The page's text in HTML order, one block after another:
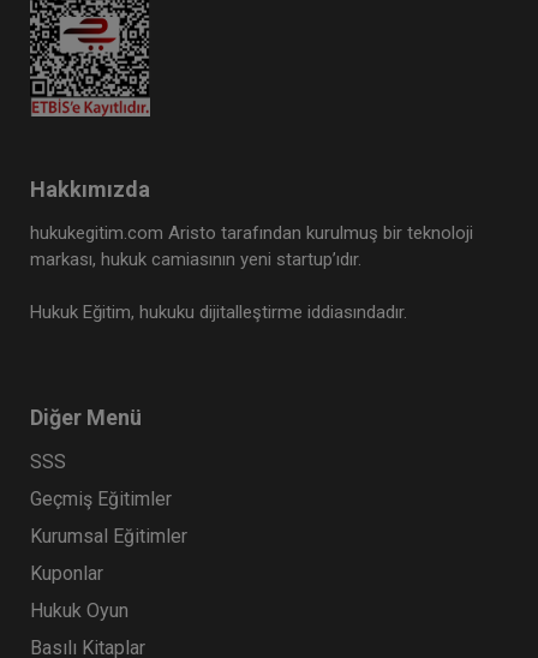
Hakkımızda
hukukegitim.com Aristo tarafından kurulmuş bir teknoloji
markası, hukuk camiasının yeni startup’ıdır.
Hukuk Eğitim, hukuku dijitalleştirme iddiasındadır.
Diğer Menü
SSS
Geçmiş Eğitimler
Kurumsal Eğitimler
Kuponlar
Hukuk Oyun
Basılı Kitaplar